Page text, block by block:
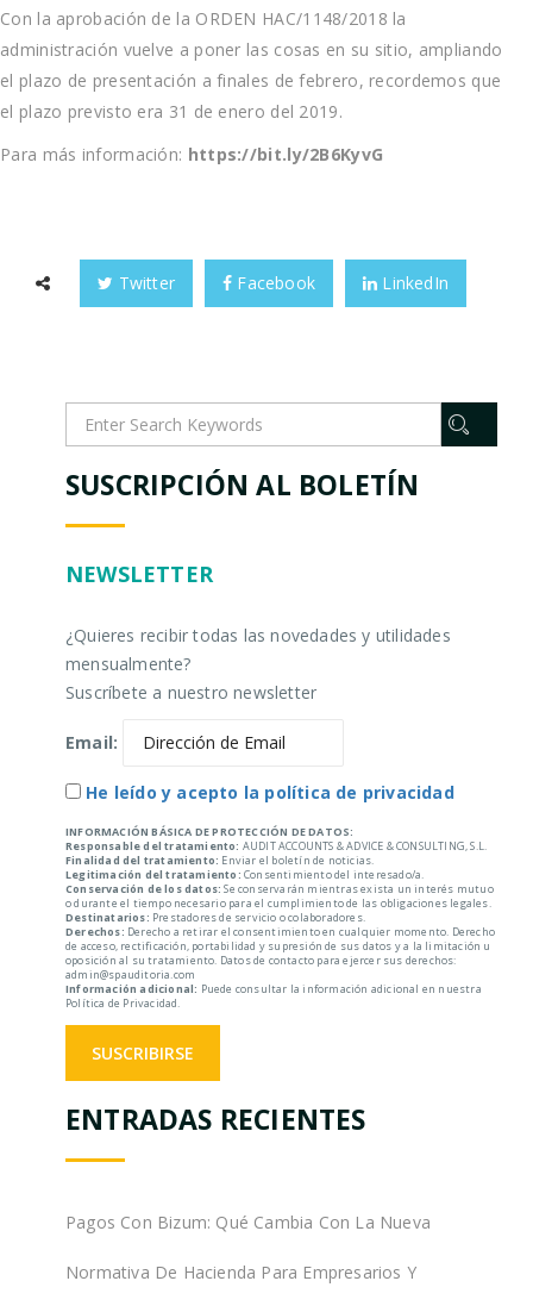
Con la aprobación de la ORDEN HAC/1148/2018 la
administración vuelve a poner las cosas en su sitio, ampliando
el plazo de presentación a finales de febrero, recordemos que
el plazo previsto era 31 de enero del 2019.
Para más información: https://bit.ly/2B6KyvG
Twitter Facebook LinkedIn
SUSCRIPCIÓN AL BOLETÍN
NEWSLETTER
¿Quieres recibir todas las novedades y utilidades
mensualmente?
Suscríbete a nuestro newsletter
Email:
He leído y acepto la política de privacidad
INFORMACIÓN BÁSICA DE PROTECCIÓN DE DATOS:
Responsable del tratamiento: AUDIT ACCOUNTS & ADVICE & CONSULTING, S.L.
Finalidad del tratamiento: Enviar el boletín de noticias.
Legitimación del tratamiento: Consentimiento del interesado/a.
Conservación de los datos: Se conservarán mientras exista un interés mutuo
o durante el tiempo necesario para el cumplimiento de las obligaciones legales.
Destinatarios: Prestadores de servicio o colaboradores.
Derechos: Derecho a retirar el consentimiento en cualquier momento. Derecho
de acceso, rectificación, portabilidad y supresión de sus datos y a la limitación u
oposición al su tratamiento. Datos de contacto para ejercer sus derechos:
admin@spauditoria.com
Información adicional: Puede consultar la información adicional en nuestra
Política de Privacidad.
ENTRADAS RECIENTES
Pagos Con Bizum: Qué Cambia Con La Nueva
Normativa De Hacienda Para Empresarios Y